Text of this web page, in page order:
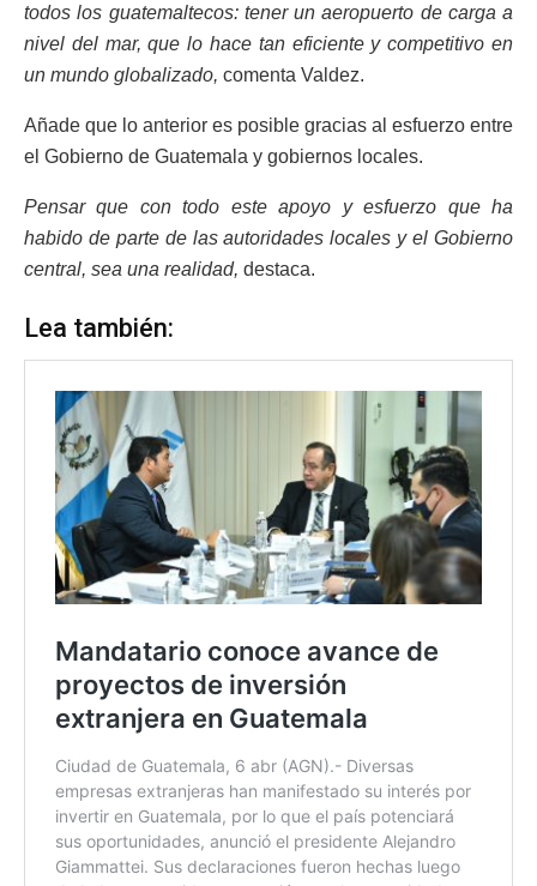
todos los guatemaltecos: tener un aeropuerto de carga a
nivel del mar, que lo hace tan eficiente y competitivo en
un mundo globalizado, comenta Valdez.
Añade que lo anterior es posible gracias al esfuerzo entre
el Gobierno de Guatemala y gobiernos locales.
Pensar que con todo este apoyo y esfuerzo que ha
habido de parte de las autoridades locales y el Gobierno
central, sea una realidad, destaca.
Lea también: